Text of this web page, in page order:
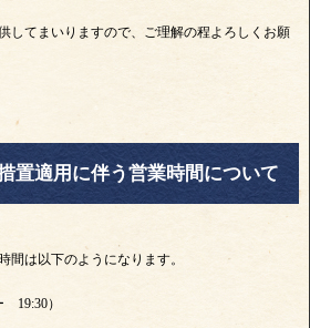
してまいりますので、ご理解の程よろしくお願
置適用に伴う営業時間について
間は以下のようになります。
19:30）